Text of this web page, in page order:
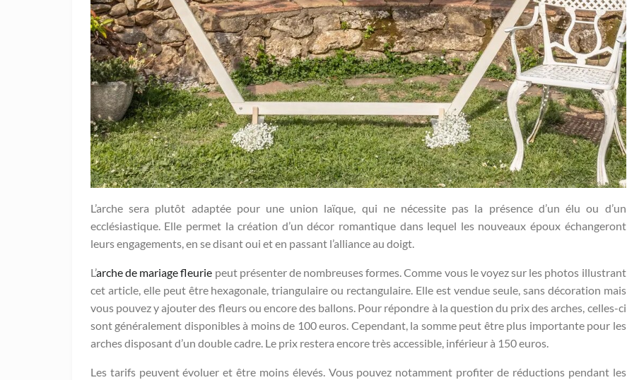
L’arche sera plutôt adaptée pour une union laïque, qui ne nécessite pas la présence d’un élu ou d’un
ecclésiastique. Elle permet la création d’un décor romantique dans lequel les nouveaux époux échangeront
leurs engagements, en se disant oui et en passant l’alliance au doigt.
L’arche de mariage fleurie peut présenter de nombreuses formes. Comme vous le voyez sur les photos illustrant
cet article, elle peut être hexagonale, triangulaire ou rectangulaire. Elle est vendue seule, sans décoration mais
vous pouvez y ajouter des fleurs ou encore des ballons. Pour répondre à la question du prix des arches, celles-ci
sont généralement disponibles à moins de 100 euros. Cependant, la somme peut être plus importante pour les
arches disposant d’un double cadre. Le prix restera encore très accessible, inférieur à 150 euros.
Les tarifs peuvent évoluer et être moins élevés. Vous pouvez notamment profiter de réductions pendant les